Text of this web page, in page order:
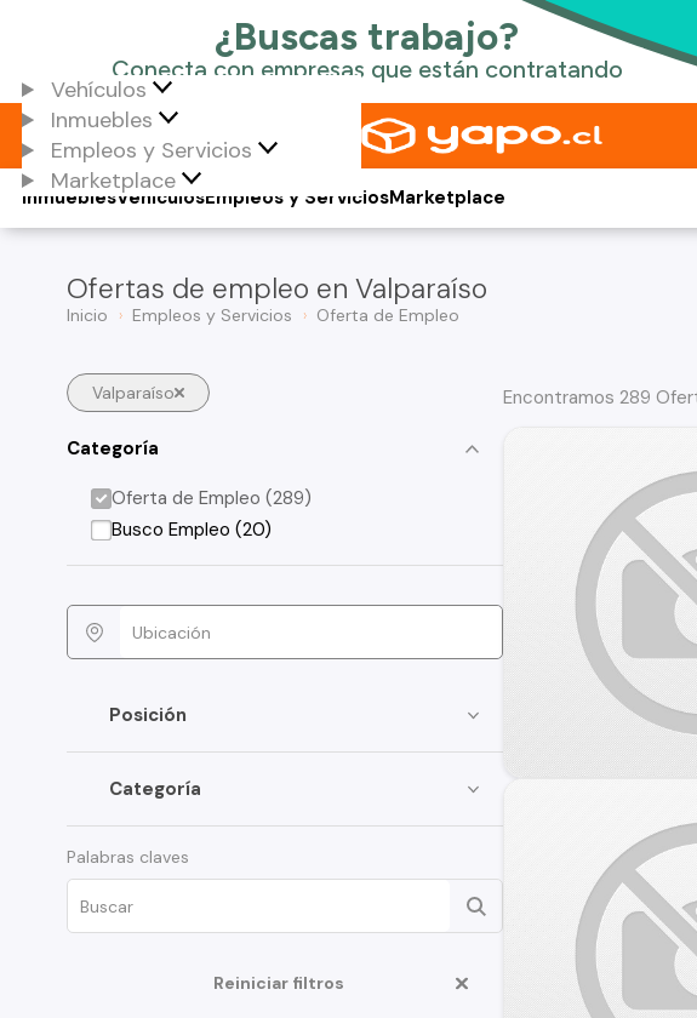
Vehículos
Inmuebles
Empleos y Servicios
Marketplace
Vehículos
Inmuebles Empleos y ServiciosMarketplace
Ofertas de empleo en Valparaíso
Inicio Empleos y Servicios Oferta de Empleo
Valparaíso
Categoría
Oferta de Empleo (289)
Busco Empleo (20)
Posición
Categoría
Palabras claves
Reiniciar filtros
Encontramos 289